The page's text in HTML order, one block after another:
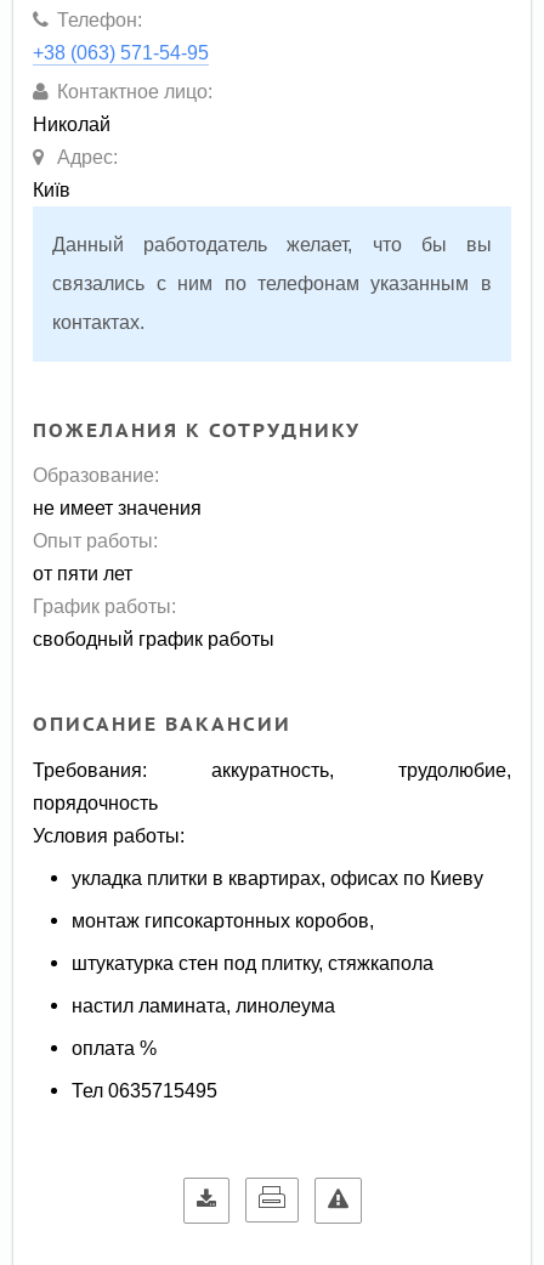
Телефон:
+38 (063) 571-54-95
Контактное лицо:
Николай
Адрес:
Київ
Данный работодатель желает, что бы вы
связались с ним по телефонам указанным в
контактах.
ПОЖЕЛАНИЯ К СОТРУДНИКУ
Образование:
не имеет значения
Опыт работы:
от пяти лет
График работы:
свободный график работы
ОПИСАНИЕ ВАКАНСИИ
Требования: аккуратность, трудолюбие,
порядочность
Условия работы:
укладка плитки в квартирах, офисах по Киеву
монтаж гипсокартонных коробов,
штукатурка стен под плитку, стяжкапола
настил ламината, линолеума
оплата %
Тел 0635715495